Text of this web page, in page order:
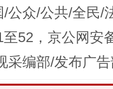
/公众/公共/全民/
52，京公网安
采编部/发布广